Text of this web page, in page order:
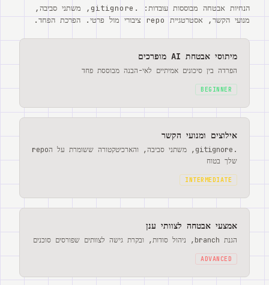
הנחיות אבטחה מבוססות עובדות: .gitignore, משתני סביבה,
מנועי הקשר, אסטרטגיית repo ציבורי מול פרטי. הפרכת הפחד.
מיתוסי אבטחת AI מופרכים
הפרדה בין סיכונים אמיתיים לאי-הבנה מבוססת פחד
BEGINNER
אילוצים ומנועי הקשר
.gitignore, משתני סביבה, והארכיטקטורה ששומרת על הrepo
שלך בטוח
INTERMEDIATE
אמצעי אבטחה לצוותי ענן
הגנת branch, ניהול סודות, ובקרת גישה לצוותים שפורסים סוכנים
ADVANCED